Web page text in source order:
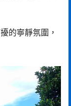
的寧靜氛圍，